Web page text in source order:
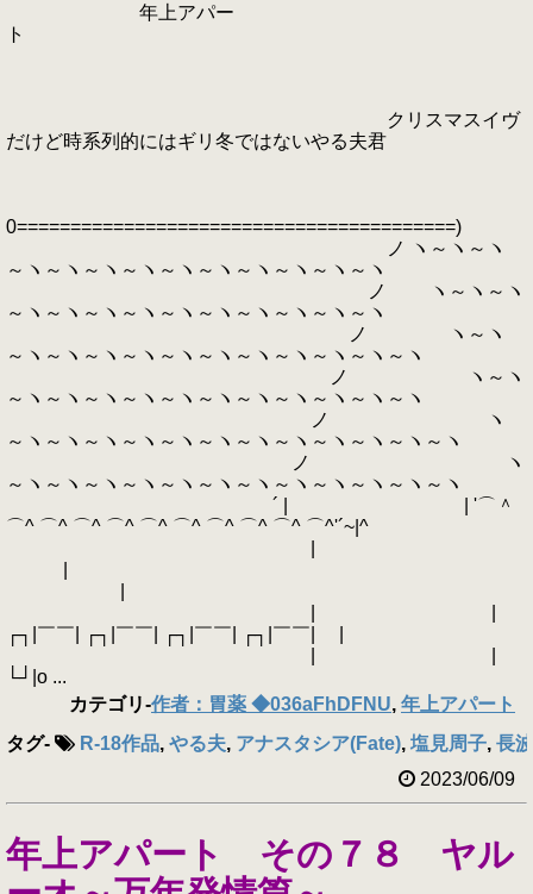
年上アパー
ト
クリスマスイヴ
だけど時系列的にはギリ冬ではないやる夫君
0=========================================)
ノ ヽ～ヽ～ヽ
～ヽ～ヽ～ヽ～ヽ～ヽ～ヽ～ヽ～ヽ～ヽ～ヽ
ノ ヽ～ヽ～ヽ
～ヽ～ヽ～ヽ～ヽ～ヽ～ヽ～ヽ～ヽ～ヽ～ヽ
ノ ヽ～ヽ
～ヽ～ヽ～ヽ～ヽ～ヽ～ヽ～ヽ～ヽ～ヽ～ヽ～ヽ
ノ ヽ～ヽ
～ヽ～ヽ～ヽ～ヽ～ヽ～ヽ～ヽ～ヽ～ヽ～ヽ～ヽ
ノ ヽ
～ヽ～ヽ～ヽ～ヽ～ヽ～ヽ～ヽ～ヽ～ヽ～ヽ～ヽ～ヽ
ノ ヽ
～ヽ～ヽ～ヽ～ヽ～ヽ～ヽ～ヽ～ヽ～ヽ～ヽ～ヽ～ヽ
´ | | '⌒＾
⌒^ ⌒^ ⌒^ ⌒^ ⌒^ ⌒^ ⌒^ ⌒^ ⌒^ ⌒^'´~|^
┌┐|￣￣| ┌┐|￣￣| ┌┐|￣￣| ┌┐|￣￣| |
└┘|o ...
カテゴリ-作者：胃薬 ◆036aFhDFNU, 年上アパート
タグ- R-18作品, やる夫, アナスタシア(Fate), 塩見周子, 長
2023/06/09
年上アパート その７８ ヤル